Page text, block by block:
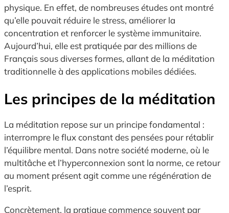
physique. En effet, de nombreuses études ont montré
qu’elle pouvait réduire le stress, améliorer la
concentration et renforcer le système immunitaire.
Aujourd’hui, elle est pratiquée par des millions de
Français sous diverses formes, allant de la méditation
traditionnelle à des applications mobiles dédiées.
Les principes de la méditation
La méditation repose sur un principe fondamental :
interrompre le flux constant des pensées pour rétablir
l’équilibre mental. Dans notre société moderne, où le
multitâche et l’hyperconnexion sont la norme, ce retour
au moment présent agit comme une régénération de
l’esprit.
Concrètement, la pratique commence souvent par